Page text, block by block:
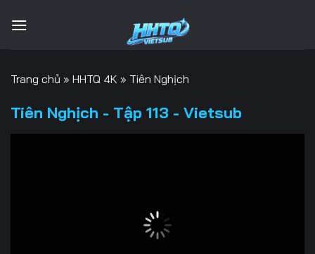
qua
Trang chủ » HHTQ 4K » Tiên Nghịch
Tiên Nghịch - Tập 113 - Vietsub